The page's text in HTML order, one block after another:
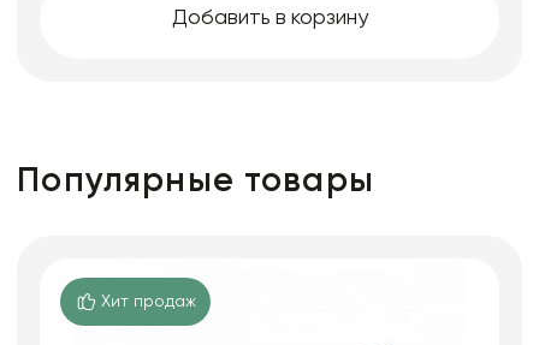
Добавить в корзину
Популярные товары
Хит продаж